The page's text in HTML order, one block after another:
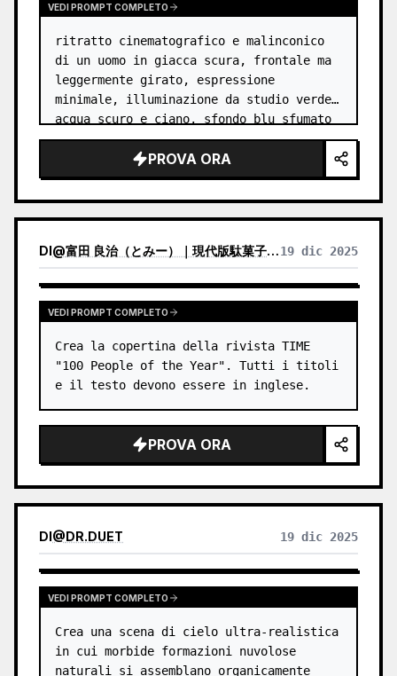
VEDI PROMPT COMPLETO
ritratto cinematografico e malinconico
di un uomo in giacca scura, frontale ma
leggermente girato, espressione
minimale, illuminazione da studio verde
acqua scuro e ciano, sfondo blu sfumato
che si dissolve nelle ombre, silhouette
fantasma creativa a doppia es…
PROVA ORA
DI@富田 良治（とみー）｜現代版駄菓子屋 富田商店｜スナックトミタ 19 dic 2025
VEDI PROMPT COMPLETO
Crea la copertina della rivista TIME
"100 People of the Year". Tutti i titoli
e il testo devono essere in inglese.
PROVA ORA
DI@DR.DUET 19 dic 2025
VEDI PROMPT COMPLETO
Crea una scena di cielo ultra-realistica
in cui morbide formazioni nuvolose
naturali si assemblano organicamente